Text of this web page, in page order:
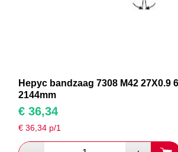
Hepyc bandzaag 7308 M42 27X0.9
2144mm
€ 36,34
€36,34 p/1